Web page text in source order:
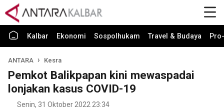
Kalbar Ekonomi Sospolhukam Travel & Budaya
ANTARA Kesra
Pemkot Balikpapan kini mewaspadai
lonjakan kasus COVID-19
Senin, 31 Oktober 2022 23:34